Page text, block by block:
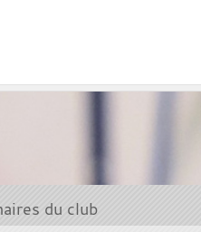
du club